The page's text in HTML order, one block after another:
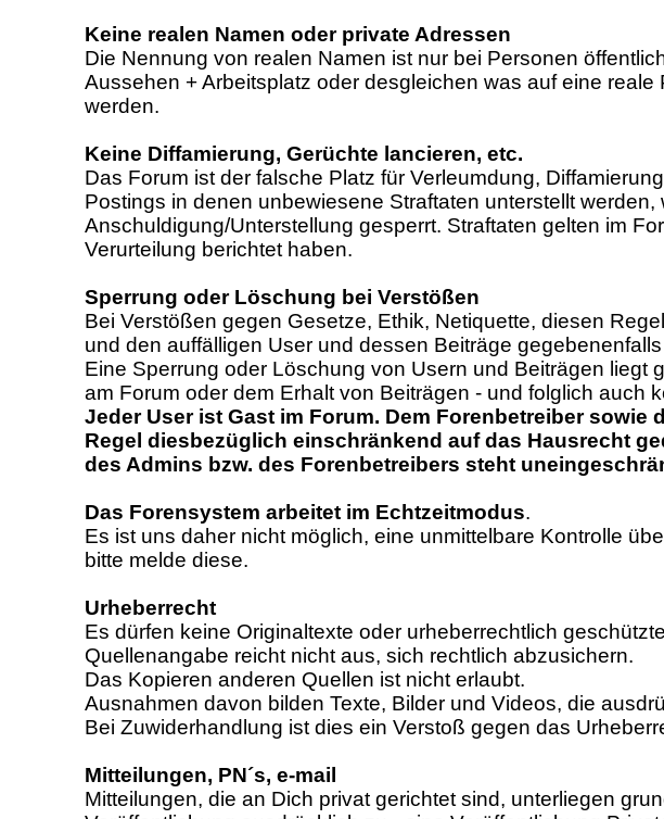
Keine realen Namen oder private Adressen
Die Nennung von realen Namen ist nur bei Personen
Aussehen + Arbeitsplatz oder desgleichen was auf eine
werden.
Keine Diffamierung, Gerüchte lancieren, etc.
Das Forum ist der falsche Platz für Verleumdung,
Postings in denen unbewiesene Straftaten unterstellt
Anschuldigung/Unterstellung gesperrt. Straftaten gelten im
Verurteilung berichtet haben.
Sperrung oder Löschung bei Verstößen
Bei Verstößen gegen Gesetze, Ethik, Netiquette, diesen
und den auffälligen User und dessen Beiträge
Eine Sperrung oder Löschung von Usern und Beiträgen liegt
am Forum oder dem Erhalt von Beiträgen - und folglich auch
Jeder User ist Gast im Forum. Dem Forenbetreiber
Regel diesbezüglich einschränkend auf das Hausrecht
des Admins bzw. des Forenbetreibers steht
Das Forensystem arbeitet im Echtzeitmodus.
Es ist uns daher nicht möglich, eine unmittelbare Kontrolle
bitte melde diese.
Urheberrecht
Es dürfen keine Originaltexte oder urheberrechtlich
Quellenangabe reicht nicht aus, sich rechtlich abzusichern.
Das Kopieren anderen Quellen ist nicht erlaubt.
Ausnahmen davon bilden Texte, Bilder und Videos, die
Bei Zuwiderhandlung ist dies ein Verstoß gegen das
Mitteilungen, PN´s, e-mail
Mitteilungen, die an Dich privat gerichtet sind, unterliegen